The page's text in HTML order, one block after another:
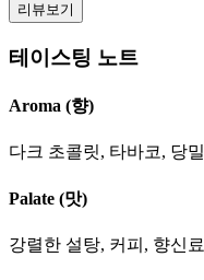
리뷰보기
테이스팅 노트
Aroma (향)
다크 초콜릿, 타바코, 당밀
Palate (맛)
강렬한 설탕, 커피, 향신료